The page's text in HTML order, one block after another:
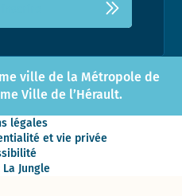
ville de la Métropole de
Ville de l’Hérault.
légales
et vie privée
Jungle